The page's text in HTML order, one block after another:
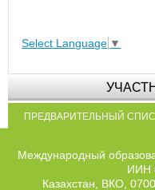
Select Language ▼
ПРЕДВАРИТЕЛЬНЫЙ
Международный
ИИН
Казахстан, ВКО,